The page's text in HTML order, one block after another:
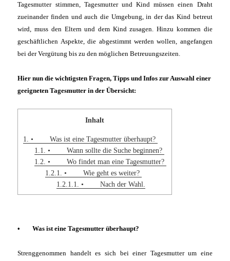
Tagesmutter stimmen, Tagesmutter und Kind müssen einen Draht
zueinander finden und auch die Umgebung, in der das Kind betreut
wird, muss den Eltern und dem Kind zusagen. Hinzu kommen die
geschäftlichen Aspekte, die abgestimmt werden wollen, angefangen
bei der Vergütung bis zu den möglichen Betreuungszeiten.
Hier nun die wichtigsten Fragen, Tipps und Infos zur Auswahl einer
geeigneten Tagesmutter in der Übersicht:
Inhalt
1.
• Was ist eine Tagesmutter überhaupt?
1.1.
• Wann sollte die Suche beginnen?
1.2. • Wo findet man eine Tagesmutter?
1.2.1.
• Wie geht es weiter?
1.2.1.1.
• Nach der Wahl.
• Was ist eine Tagesmutter überhaupt?
Strenggenommen handelt es sich bei einer Tagesmutter um eine